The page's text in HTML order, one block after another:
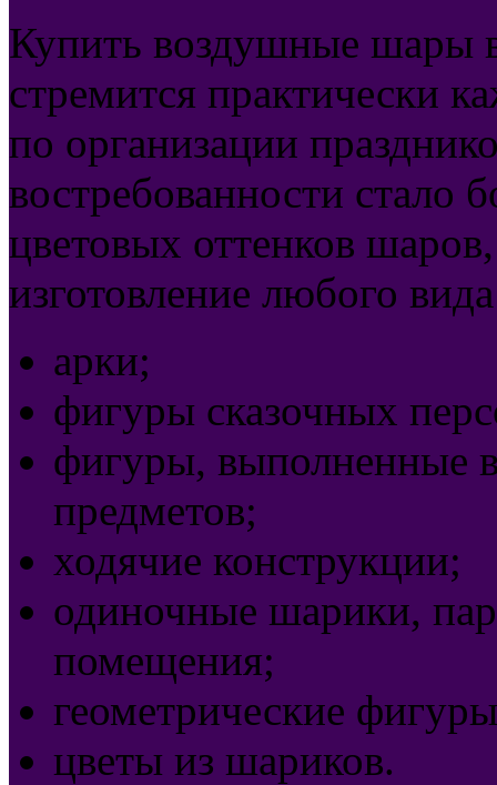
Купить воздушные шары
стремится практически
по организации
востребованности стало
цветовых оттенков
изготовление любого
арки;
фигуры сказочных
фигуры, выполненные
предметов;
ходячие конструкции;
одиночные шарики,
помещения;
геометрические
цветы из шариков.